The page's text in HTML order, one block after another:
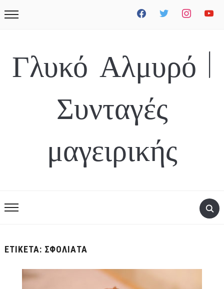
facebook twitter instagramyoutube
Γλυκό Αλμυρό |
Συνταγές
μαγειρικής
ΕΤΙΚΈΤΑ: ΣΦΟΛΙΆΤΑ